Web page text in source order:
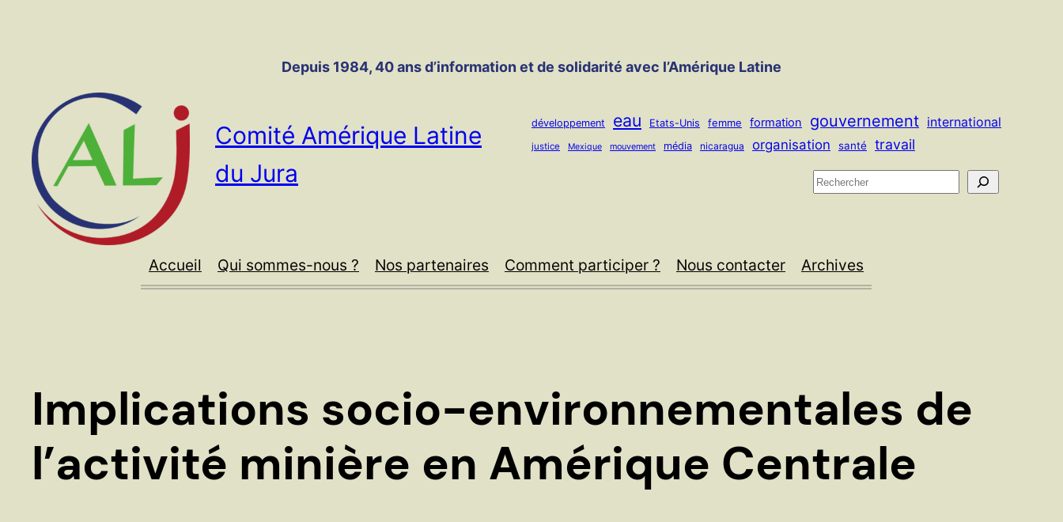
Depuis 1984, 40 ans d’information et de solidarité avec l’Amérique Latine
Comité Amérique Latine
du Jura
développement eau Etats-Unis femme formation gouvernement international
justice Mexique mouvement média nicaragua organisation santé travail
R
e
r
Accueil Qui sommes-nous ? Nos partenaires Comment participer ? Nous contacter Archives
Implications socio-environnementales de
l’activité minière en Amérique Centrale